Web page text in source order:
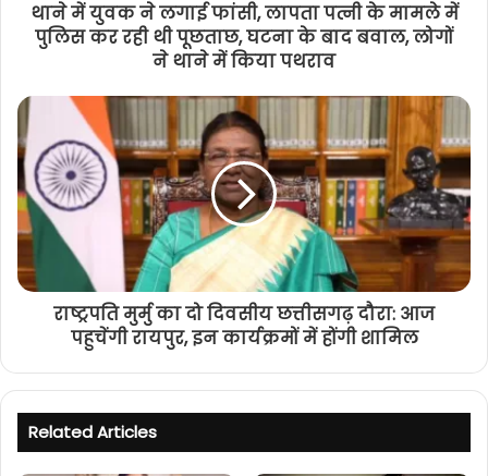
थाने में युवक ने लगाई फांसी, लापता पत्नी के मामले में
पुलिस कर रही थी पूछताछ, घटना के बाद बवाल, लोगों
ने थाने में किया पथराव
राष्ट्रपति मुर्मु का दो दिवसीय छत्तीसगढ़ दौरा: आज
पहुचेंगी रायपुर, इन कार्यक्रमों में होंगी शामिल
Related Articles